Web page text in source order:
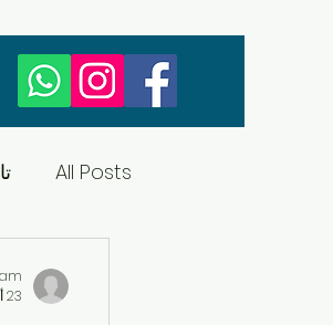
All Posts
23 أبريل 2025